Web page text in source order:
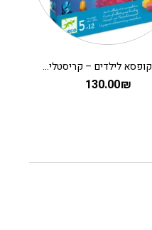
משחק קופסא לילדים – קריסטלים בחלל
130.00₪